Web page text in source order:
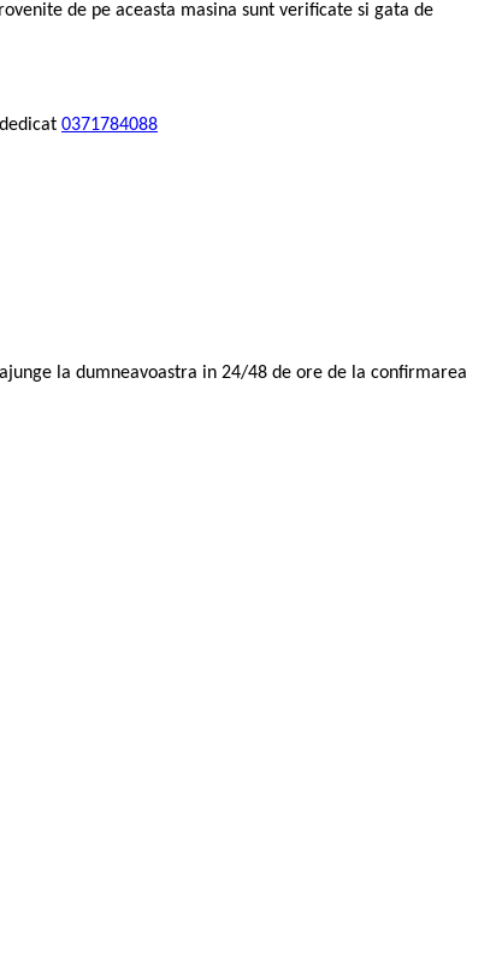
de pe aceasta masina sunt verificate si gata de
0371784088
la dumneavoastra in 24/48 de ore de la confirmarea